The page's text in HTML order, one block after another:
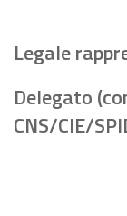
Legale
Delegato
CNS/CIE/